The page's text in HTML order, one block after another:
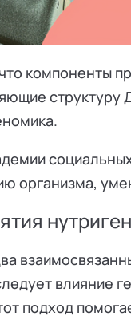
компоненты
структуру
организма,
влияние
подход